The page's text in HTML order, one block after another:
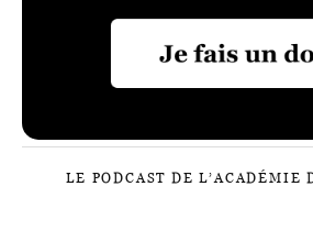
LE PODCAST DE L’ACADÉMIE